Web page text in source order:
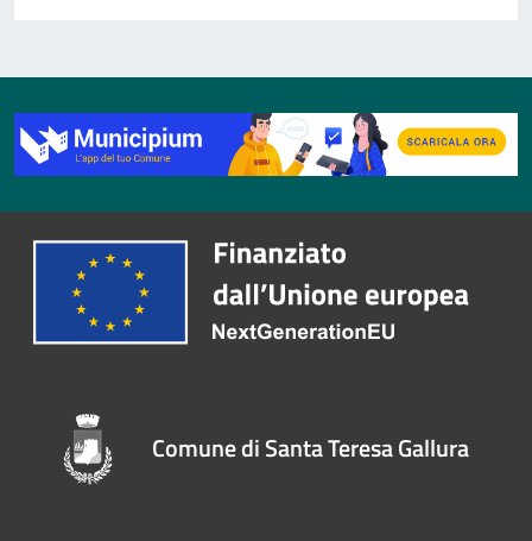
Comune di Santa Teresa Gallura